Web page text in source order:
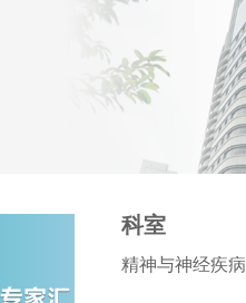
科室
精神与神经疾